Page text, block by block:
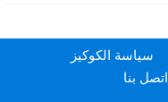
سياسة الكوكيز
اتصل بنا